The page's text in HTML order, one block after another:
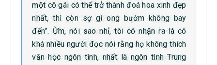
một cô gái có thể trở thành đoá hoa xinh đẹp
nhất, thì còn sợ gì ong bướm không bay
đến”. Ừm, nói sao nhỉ, tôi có nhận ra là có
khá nhiều người đọc nói rằng họ không thích
văn học ngôn tình, nhất là ngôn tình Trung